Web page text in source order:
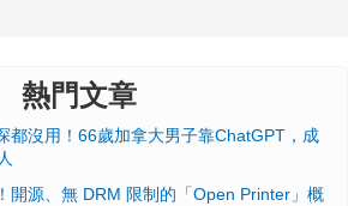
熱門文章
都沒用！66歲加拿大男子靠ChatGPT，成
開源、無 DRM 限制的「Open Printer」概